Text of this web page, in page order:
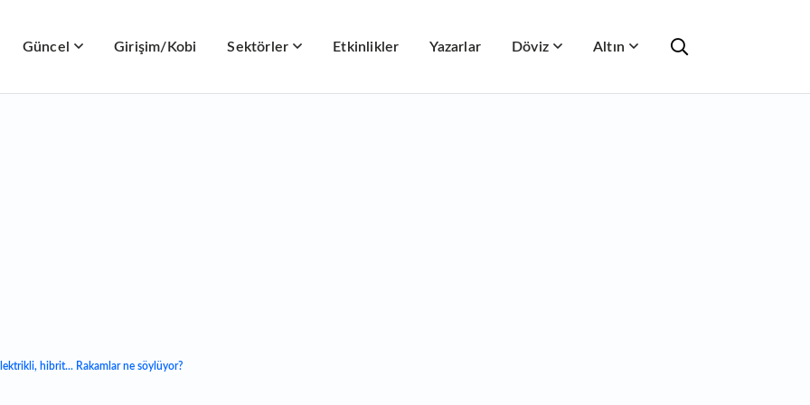
Güncel Girişim/Kobi Sektörler Etkinlikler Yazarlar Döviz Altın
hibrit... Rakamlar ne söylüyor?